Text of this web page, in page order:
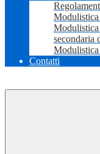
secondaria
Modulistica
Contatti